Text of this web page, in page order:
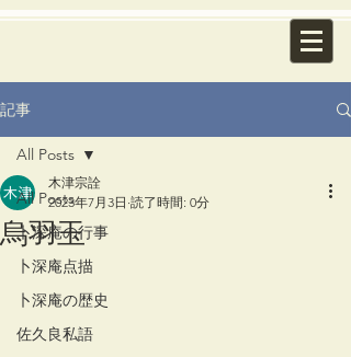
記事
All Posts
卜深庵の行事
卜深庵点描
卜深庵の歴史
佐久良私語
All Posts
烏羽玉
木津宗詮
2023年7月3日 読了時間: 0分